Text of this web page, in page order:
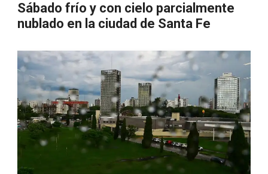
Sábado frío y con cielo parcialmente
nublado en la ciudad de Santa Fe